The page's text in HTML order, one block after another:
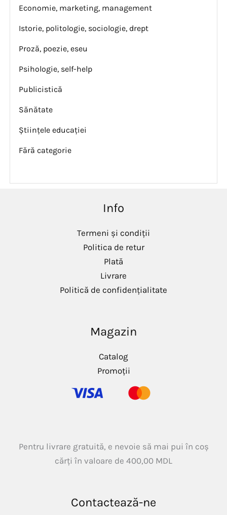
Economie, marketing, management
Istorie, politologie, sociologie, drept
Proză, poezie, eseu
Psihologie, self-help
Publicistică
Sănătate
Științele educației
Fără categorie
Info
Termeni și condiții
Politica de retur
Plată
Livrare
Politică de confidențialitate
Magazin
Catalog
Promoții
Pentru livrare gratuită, e nevoie să mai pui în coș
cărți în valoare de 400,00 MDL
Contactează-ne